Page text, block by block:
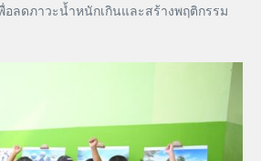
พื่อลดภาวะน้ำหนักเกินและสร้างพฤติกรรม